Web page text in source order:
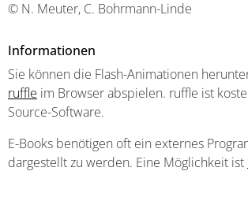
© N. Meuter, C. Bohrmann-Linde
Informationen
Sie können die Flash-Animationen
ruffle im Browser abspielen. ruffle ist
Source-Software.
E-Books benötigen oft ein externes
dargestellt zu werden. Eine Möglichkeit ist